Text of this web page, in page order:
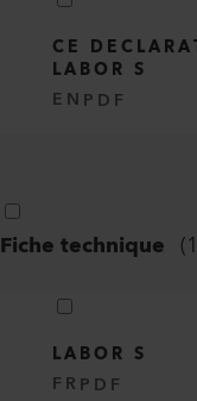
CE
LABOR S
EN PDF
Fiche technique (1
LABOR S
FR PDF